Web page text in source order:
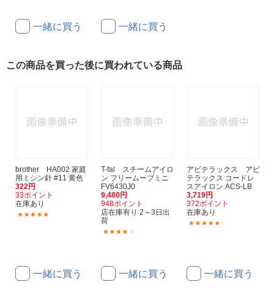
一緒に買う 一緒に買う
この商品を買った後に買われている商品
brother HA002 家庭
用ミシン針 #11 黄色
322円
33ポイント
在庫あり
一緒に買う
T-fal スチームアイロ
ン フリームーブミニ
FV6430J0
9,480円
948ポイント
店在庫有り 2～3日出
荷
一緒に買う
アビテラックス アビ
テラックス コードレ
スアイロン ACS-LB
3,719円
372ポイント
在庫あり
一緒に買う